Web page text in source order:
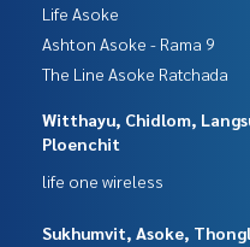
Life Asoke
Ashton Asoke - Rama 9
The Line Asoke Ratchada
Witthayu, Chidlom,
Ploenchit
life one wireless
Sukhumvit, Asoke,